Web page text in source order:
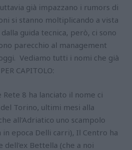
già impazzano i rumors di
si stanno moltiplicando a vista
guida tecnica, però, ci sono
parecchio al management
Vediamo tutti i nomi che già
CAPITOLO:
Rete 8 ha lanciato il nome ci
Torino, ultimi mesi alla
all'Adriatico uno scampolo
in epoca Delli carri), Il Centro ha
dell'ex Bettella (che a noi